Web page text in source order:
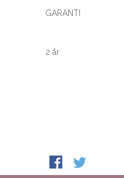
GARANTI
2 år